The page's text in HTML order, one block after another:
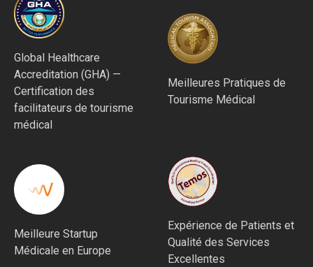
Global Healthcare
Accreditation (GHA) —
Certification des
facilitateurs de tourisme
médical
Meilleures Pratiques de
Tourisme Médical
Meilleure Startup
Médicale en Europe
Expérience de Patients et
Qualité des Services
Excellentes